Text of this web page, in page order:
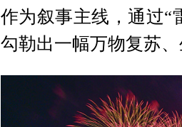
作为叙事主线，通过“
勾勒出一幅万物复苏